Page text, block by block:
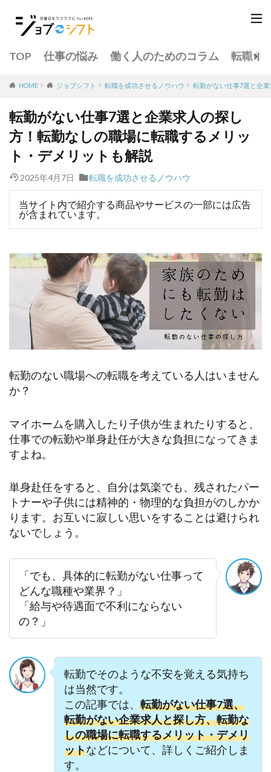
TOP 仕事の悩み 働く人のためのコラム 転職サ
HOME ジョブシフト 転職を成功させるノウハウ 転勤がない仕事7選と企
転勤がない仕事7選と企業求人の探し
方！転勤なしの職場に転職するメリッ
ト・デメリットも解説
2025年4月7日 転職を成功させるノウハウ
当サイト内で紹介する商品やサービスの一部には広告
が含まれています。
転勤のない職場への転職を考えている人はいません
か？
マイホームを購入したり子供が生まれたりすると、
仕事での転勤や単身赴任が大きな負担になってきま
すよね。
単身赴任をすると、自分は気楽でも、残されたパー
トナーや子供には精神的・物理的な負担がのしかか
ります。お互いに寂しい思いをすることは避けられ
ないでしょう。
「でも、具体的に転勤がない仕事って
どんな職種や業界？」
「給与や待遇面で不利にならない
の？」
転勤でそのような不安を覚える気持ち
は当然です。
この記事では、 転勤がない仕事7選、
転勤がない企業求人と探し方、転勤な
しの職場に転職するメリット・デメリ
ットなどについて、詳しくご紹介しま
す。